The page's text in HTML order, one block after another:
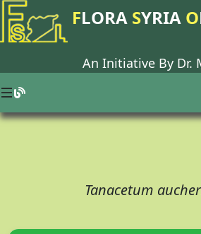
FLORA SYRIA O
An Initiative By Dr.
Tanacetum